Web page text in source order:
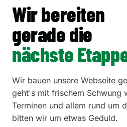
Wir bereiten
gerade die
nächste
Wir bauen unsere Webseite
geht's mit frischem Schwung
Terminen und allem rund um
bitten wir um etwas Geduld.